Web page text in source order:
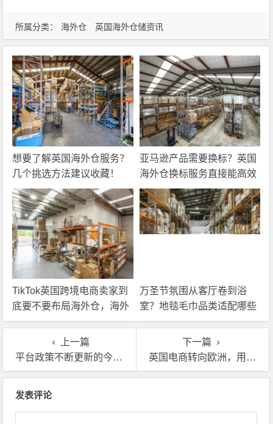
所属分类： 海外仓 英国海外仓储资讯
想要了解英国海外仓服务？
几个挑选方法建议收藏！
亚马逊产品需要换标？英国
海外仓换标服务直接能高效
解决！
TikTok英国跨境电商卖家到
底要不要布局海外仓，海外
仓优势分析！
万圣节氛围从客厅卷到浴
室？地毯毛巾品类适配哪些
海外仓服务？
上一篇
平台政策不断更新的今天，怎么利用好欧洲海外仓应对变化？
下一篇
英国电商转向欧洲，用对海外仓，销量翻倍不是梦！
发表评论